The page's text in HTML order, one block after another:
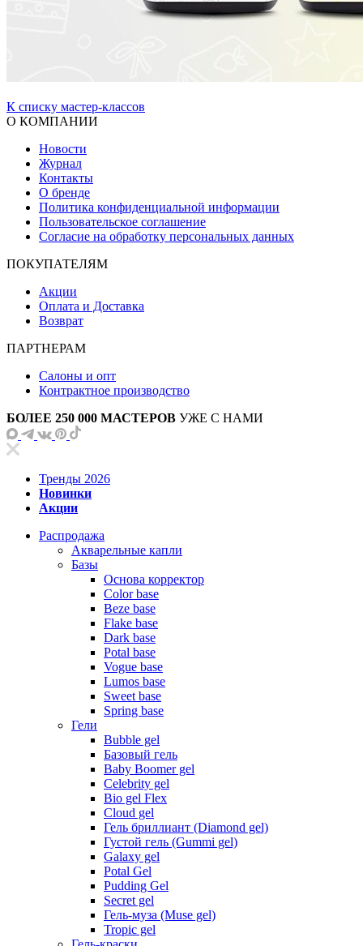
К списку мастер-классов
О КОМПАНИИ
Новости
Журнал
Контакты
О бренде
Политика конфиденциальной информации
Пользовательское соглашение
Согласие на обработку персональных данных
ПОКУПАТЕЛЯМ
Акции
Оплата и Доставка
Возврат
ПАРТНЕРАМ
Салоны и опт
Контрактное производство
БОЛЕЕ 250 000 МАСТЕРОВ УЖЕ С НАМИ
Тренды 2026
Новинки
Акции
Распродажа
Акварельные капли
Базы
Основа корректор
Color base
Beze base
Flake base
Dark base
Potal base
Vogue base
Lumos base
Sweet base
Spring base
Гели
Bubble gel
Базовый гель
Baby Boomer gel
Celebrity gel
Bio gel Flex
Cloud gel
Гель бриллиант (Diamond gel)
Густой гель (Gummi gel)
Galaxy gel
Potal Gel
Pudding Gel
Secret gel
Гель-муза (Muse gel)
Tropic gel